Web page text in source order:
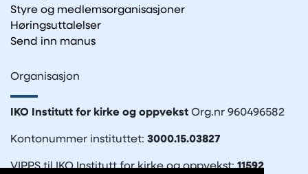
Styre og medlemsorganisasjoner
Høringsuttalelser
Send inn manus
Organisasjon
IKO Institutt for kirke og oppvekst Org.nr 960496582
Kontonummer instituttet: 3000.15.03827
VIPPS til IKO Institutt for kirke og oppvekst:11592